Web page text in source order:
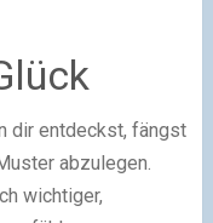
dir entdeckst, fängst
abzulegen.
wichtiger,